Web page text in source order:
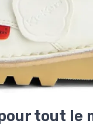
tout le